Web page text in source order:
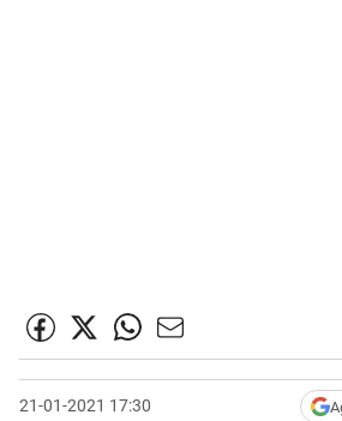
21-01-2021 17:30